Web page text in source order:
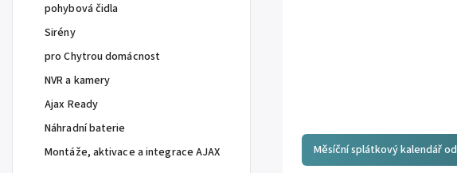
pohybová čidla
Sirény
pro Chytrou domácnost
NVR a kamery
Ajax Ready
Náhradní baterie
Montáže, aktivace a integrace AJAX
Měsíční splátkový kalendář od